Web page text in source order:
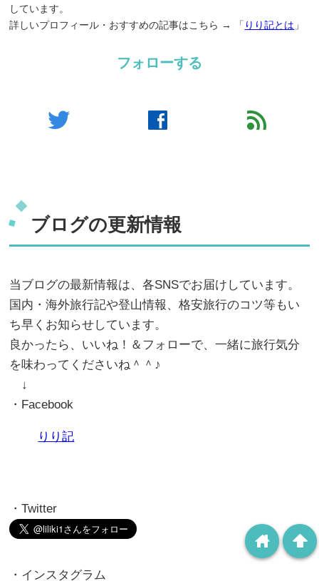
しています。
詳しいプロフィール・おすすめの記事はこちら → 「 りり記とは 」
フォローする
twitter facebook feed
ブログの更新情報
当ブログの最新情報は、各SNSでお届けしています。
国内・海外旅行記や登山情報、格安旅行のコツ等もい
ち早くお知らせしています。
良かったら、いいね！＆フォローで、一緒に旅行気分
を味わってくださいね＾＾♪
↓
・Facebook
りり記
・Twitter
・インスタグラム
arrowup
home